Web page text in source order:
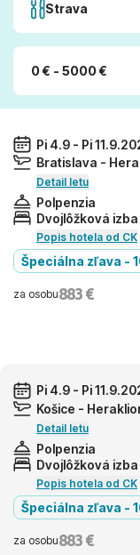
Strava
0 € - 5000 €
Pi 4.9 - Pi
Bratislava -
Detail letu
Polpenzia
Dvojlôžková
Popis hotela od CK
Špeciálna zľava -
za osobu883 €
Pi 4.9 - Pi
Košice -
Detail letu
Polpenzia
Dvojlôžková
Popis hotela od CK
Špeciálna zľava -
za osobu883 €